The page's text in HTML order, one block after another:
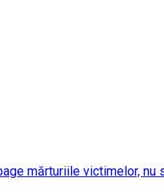
mărturiile victimelor, nu